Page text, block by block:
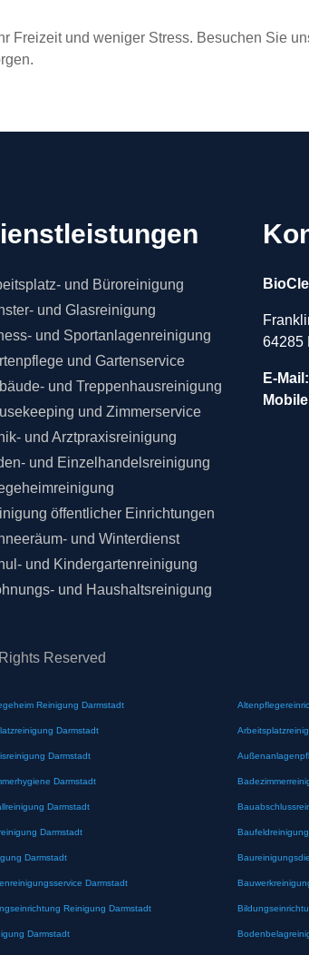
und weniger Stress. Besuchen Sie
und Büroreinigung
und Glasreinigung
und Sportanlagenreinigung
und Gartenservice
und Treppenhausreinigung
und Zimmerservice
und Arztpraxisreinigung
und Einzelhandelsreinigung
öffentlicher Einrichtungen
und Winterdienst
und Kindergartenreinigung
und Haushaltsreinigung
64285
E-Mail:
Reserved
Reinigung Darmstadt
Darmstadt
Darmstadt
Darmstadt
Darmstadt
Darmstadt
Darmstadt
Darmstadt
Reinigung Darmstadt
Darmstadt